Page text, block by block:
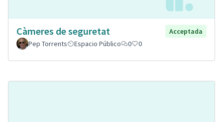
Càmeres de seguretat
Acceptada
Pep Torrents
Espacio Público 0 0